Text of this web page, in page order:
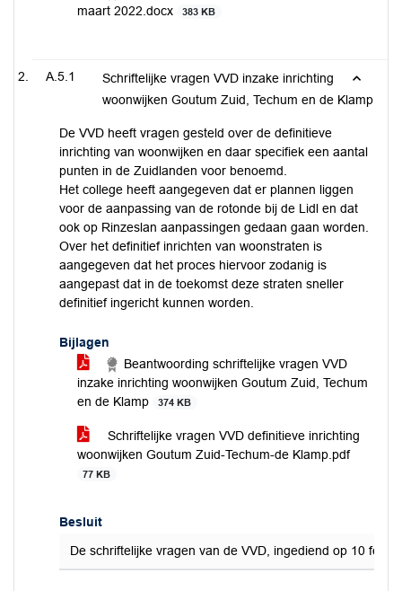
maart 2022.docx
383 KB
A.5.1
Schriftelijke vragen VVD inzake inrichting
woonwijken Goutum Zuid, Techum en de Klamp
De VVD heeft vragen gesteld over de definitieve
inrichting van woonwijken en daar specifiek een aantal
punten in de Zuidlanden voor benoemd.
Het college heeft aangegeven dat er plannen liggen
voor de aanpassing van de rotonde bij de Lidl en dat
ook op Rinzeslan aanpassingen gedaan gaan worden.
Over het definitief inrichten van woonstraten is
aangegeven dat het proces hiervoor zodanig is
aangepast dat in de toekomst deze straten sneller
definitief ingericht kunnen worden.
Bijlagen
Beantwoording schriftelijke vragen VVD
inzake inrichting woonwijken Goutum Zuid, Techum
en de Klamp
374 KB
Schriftelijke vragen VVD definitieve inrichting
woonwijken Goutum Zuid-Techum-de Klamp.pdf
77 KB
Besluit
De schriftelijke vragen van de VVD, ingediend op 10